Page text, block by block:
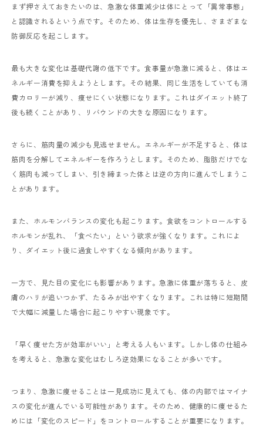
まず押さえておきたいのは、急激な体重減少は体にとって「異常事態」
と認識されるという点です。そのため、体は生存を優先し、さまざまな
防御反応を起こします。
最も大きな変化は基礎代謝の低下です。食事量が急激に減ると、体はエ
ネルギー消費を抑えようとします。その結果、同じ生活をしていても消
費カロリーが減り、痩せにくい状態になります。これはダイエット終了
後も続くことがあり、リバウンドの大きな原因になります。
さらに、筋肉量の減少も見逃せません。エネルギーが不足すると、体は
筋肉を分解してエネルギーを作ろうとします。そのため、脂肪だけでな
く筋肉も減ってしまい、引き締まった体とは逆の方向に進んでしまうこ
とがあります。
また、ホルモンバランスの変化も起こります。食欲をコントロールする
ホルモンが乱れ、「食べたい」という欲求が強くなります。これによ
り、ダイエット後に過食しやすくなる傾向があります。
一方で、見た目の変化にも影響があります。急激に体重が落ちると、皮
膚のハリが追いつかず、たるみが出やすくなります。これは特に短期間
で大幅に減量した場合に起こりやすい現象です。
「早く痩せた方が効率がいい」と考える人もいます。しかし体の仕組み
を考えると、急激な変化はむしろ逆効果になることが多いです。
つまり、急激に痩せることは一見成功に見えても、体の内部ではマイナ
スの変化が進んでいる可能性があります。そのため、健康的に痩せるた
めには「変化のスピード」をコントロールすることが重要になります。